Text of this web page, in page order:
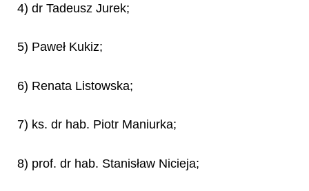
4) dr Tadeusz Jurek;
5) Paweł Kukiz;
6) Renata Listowska;
7) ks. dr hab. Piotr Maniurka;
8) prof. dr hab. Stanisław Nicieja;